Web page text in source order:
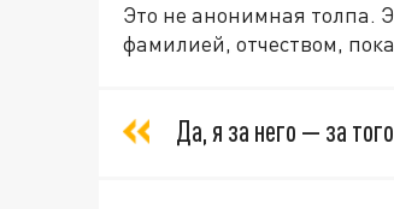
Это не анонимная толпа.
фамилией, отчеством,
Да, я за него — за